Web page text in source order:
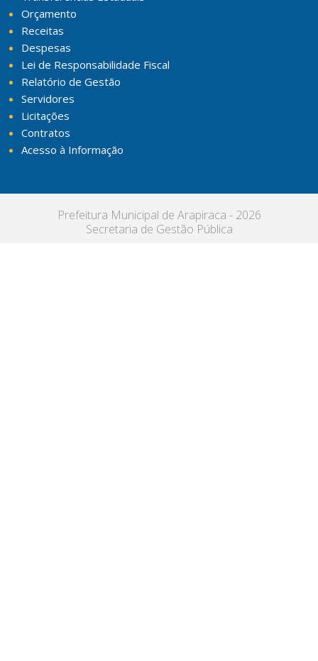
Orçamento
Receitas
Despesas
Lei de Responsabilidade Fiscal
Relatório de Gestão
Servidores
Licitações
Contratos
Acesso à Informação
Prefeitura Municipal de Arapiraca - 2026
Secretaria de Gestão Pública